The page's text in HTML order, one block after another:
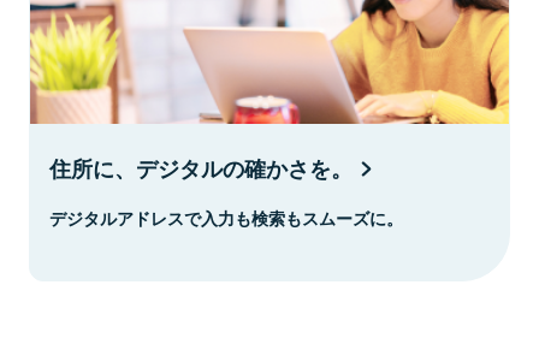
住所に、デジタルの確かさを。
デジタルアドレスで入力も検索もスムーズに。